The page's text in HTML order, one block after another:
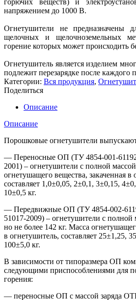
напряжением до 1000 В.
Огнетушители не предназначены
щелочных и щелочноземельных
горение которых может происходить
Огнетушитель является изделием
подлежит перезарядке после каждого
Категории: Вся продукция,
Поделиться
Описание
Описание
Порошковые огнетушители
— Переносные ОП (ТУ 4854-001-
2001) – огнетушители с полной
огнетушащего вещества, закаченная в
составляет 1,0±0,05, 2±0,1, 3±0,15,
10±0,5 кг.
— Передвижные ОП (ТУ 4854-002-
51017-2009) – огнетушители с полной
но не более 142 кг. Масса
в огнетушитель, составляет 25±1,25,
100±5,0 кг.
В зависимости от типоразмера ОП
следующими приспособлениями для
горения:
— переносные ОП с массой заряда